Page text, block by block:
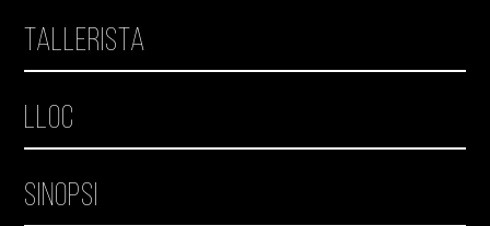
Tallerista
Lloc
Sinopsi